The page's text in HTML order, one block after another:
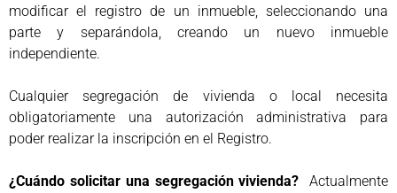
modificar el registro de un inmueble, seleccionando una
parte y separándola, creando un nuevo inmueble
independiente.
Cualquier segregación de vivienda o local necesita
obligatoriamente una autorización administrativa para
poder realizar la inscripción en el Registro.
¿Cuándo solicitar una segregación vivienda? Actualmente